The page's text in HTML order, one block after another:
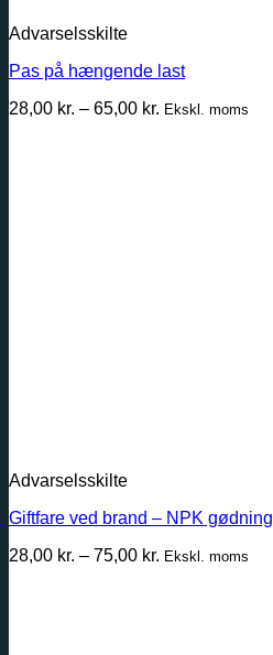
Advarselsskilte
Pas på hængende last
28,00 kr. – 65,00 kr. Prisinterval:
Ekskl. moms
Advarselsskilte
Giftfare ved brand – NPK gødning
28,00 kr. – 75,00 kr. Prisinterval:
Ekskl. moms